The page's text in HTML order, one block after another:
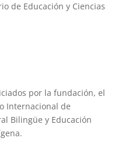
de Educación y Ciencias
por la fundación, el
Internacional de
Bilingüe y Educación